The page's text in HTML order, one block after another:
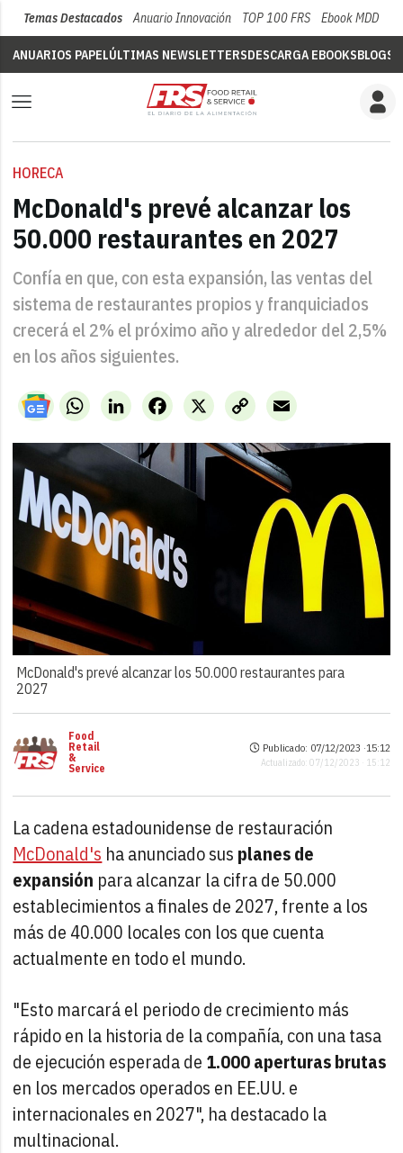
Temas Destacados Anuario Innovación TOP 100 FRS Ebook MDD
ANUARIOS PAPELÚLTIMAS NEWSLETTERSDESCARGA EBOOKSBLOGS
HORECA
McDonald's prevé alcanzar los
50.000 restaurantes en 2027
Confía en que, con esta expansión, las ventas del
sistema de restaurantes propios y franquiciados
crecerá el 2% el próximo año y alrededor del 2,5%
en los años siguientes.
WhatsAppLinkedIn X
Facebook
Copy
Link
Email
McDonald's prevé alcanzar los 50.000 restaurantes para
2027
Food
Retail
&
Service
Publicado: 07/12/2023 ·15:12
Actualizado: 07/12/2023 · 15:12
La cadena estadounidense de restauración
McDonald's ha anunciado sus planes de
expansión para alcanzar la cifra de 50.000
establecimientos a finales de 2027, frente a los
más de 40.000 locales con los que cuenta
actualmente en todo el mundo.
"Esto marcará el periodo de crecimiento más
rápido en la historia de la compañía, con una tasa
de ejecución esperada de 1.000 aperturas brutas
en los mercados operados en EE.UU. e
internacionales en 2027", ha destacado la
multinacional.